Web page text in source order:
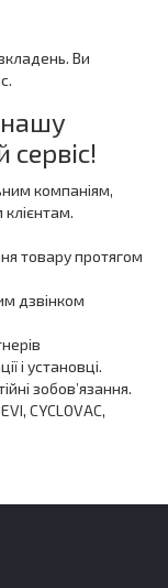
Ви
нашу
сервіс!
компаніям,
товару протягом
дзвінком
і установці.
зобов’язання.
CYCLOVAC,